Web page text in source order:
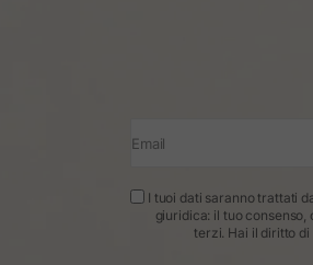
Email
I tuoi dati saranno trattati
giuridica: il tuo
terzi. Hai il diritto